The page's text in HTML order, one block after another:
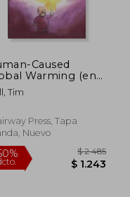
Caused
Warming (en
Tim
Press, Tapa
Nuevo